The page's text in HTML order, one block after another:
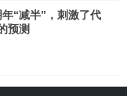
“减半”，刺激了代
预测